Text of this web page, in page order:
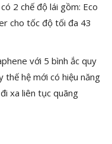
2 chế độ lái gồm: Eco
cho tốc độ tối đa 43
với 5 bình ắc quy
thế hệ mới có hiệu năng
xa liên tục quãng